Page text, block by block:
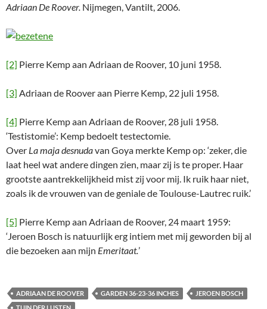
Adriaan De Roover. Nijmegen, Vantilt, 2006.
[2] Pierre Kemp aan Adriaan de Roover, 10 juni 1958.
[3] Adriaan de Roover aan Pierre Kemp, 22 juli 1958.
[4] Pierre Kemp aan Adriaan de Roover, 28 juli 1958.
‘Testistomie’: Kemp bedoelt testectomie.
Over La maja desnudavan Goya merkte Kemp op: ‘zeker, die
laat heel wat andere dingen zien, maar zij is te proper. Haar
grootste aantrekkelijkheid mist zij voor mij. Ik ruik haar niet,
zoals ik de vrouwen van de geniale de Toulouse-Lautrec ruik.’
[5] Pierre Kemp aan Adriaan de Roover, 24 maart 1959:
‘Jeroen Bosch is natuurlijk erg intiem met mij geworden bij al
die bezoeken aan mijn Emeritaat.’
ADRIAAN DE ROOVER GARDEN 36-23-36 INCHES
JEROEN BOSCH